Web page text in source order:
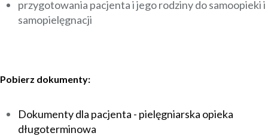
przygotowania pacjenta i jego rodziny do samoopieki i
samopielęgnacji
Pobierz dokumenty:
Dokumenty dla pacjenta - pielęgniarska opieka
długoterminowa